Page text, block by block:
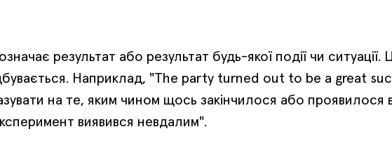
результат або результат будь-якої події чи
Наприклад, "The party turned out to be a great
на те, яким чином щось закінчилося або
виявився невдалим".